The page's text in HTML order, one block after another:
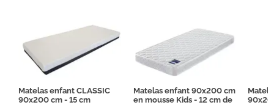
Matelas enfant CLASSIC
90x200 cm - 15 cm
Matelas enfant 90x200 cm
en mousse Kids - 12 cm de